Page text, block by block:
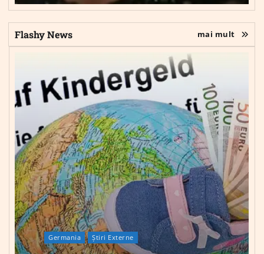
Flashy News mai mult
Germania Știri Externe